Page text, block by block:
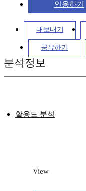
인용하기
내보내기
공유하기
분석정보
활용도 분석
View